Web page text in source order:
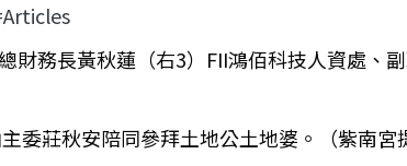
財務長黃秋蓮（右3）FII鴻佰科技人資處、
委莊秋安陪同參拜土地公土地婆。（紫南宮